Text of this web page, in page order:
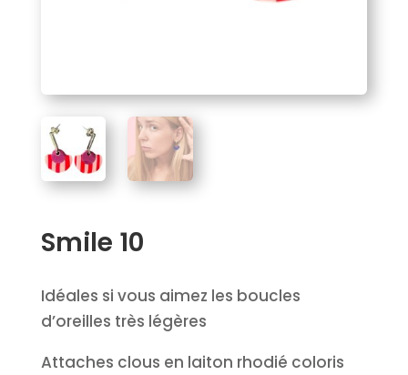
Smile 10
Idéales si vous aimez les boucles
d’oreilles très légères
Attaches clous en laiton rhodié coloris